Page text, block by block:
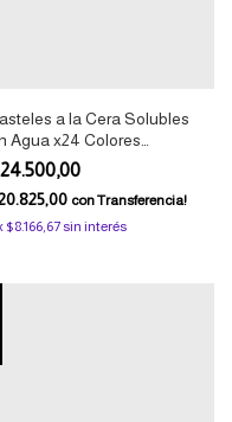
a la Cera Solubles
Agua x24 Colores
Mixta Reeves
conTransferencia!
$8.166,67sin interés